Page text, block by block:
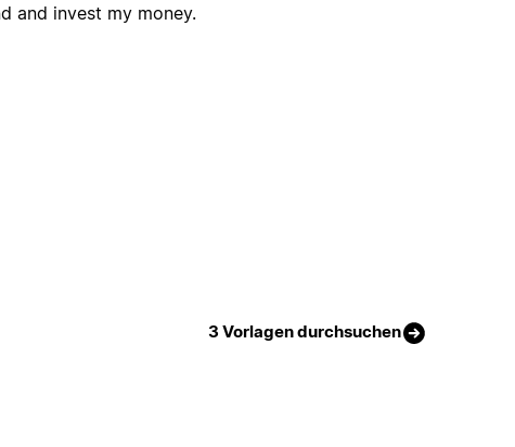
and invest my money.
3 Vorlagen durchsuchen